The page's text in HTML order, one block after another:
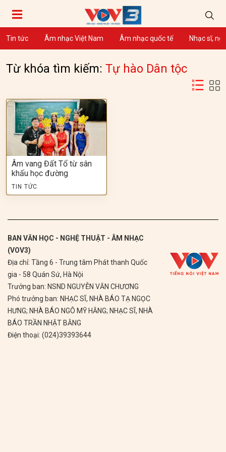
Tin tức Âm nhạc Việt Nam Âm nhạc quốc tế Nhạc sĩ,
Từ khóa tìm kiếm: Tự hào Dân tộc
Âm vang Đất Tổ từ sân
khấu học đường
TIN TỨC
BAN VĂN HỌC - NGHỆ THUẬT - ÂM NHẠC
(VOV3)
Địa chỉ: Tầng 6 - Trung tâm Phát thanh Quốc
gia - 58 Quán Sứ, Hà Nội
Trưởng ban: NSND NGUYỄN VĂN CHƯƠNG
Phó trưởng ban: NHẠC SĨ, NHÀ BÁO TẠ NGỌC
HƯNG; NHÀ BÁO NGÔ MỸ HẰNG; NHẠC SĨ, NHÀ
BÁO TRẦN NHẬT BẰNG
Điện thoại: (024)39393644